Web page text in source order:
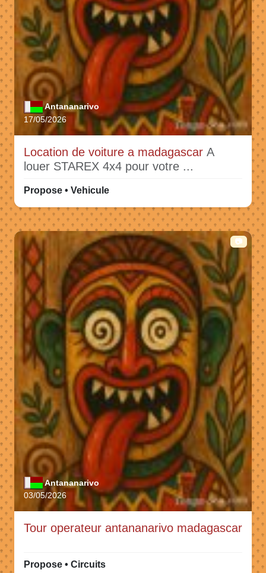
Antananarivo
17/05/2026
Location de voiture a madagascar A
louer STAREX 4x4 pour votre ...
Propose • Vehicule
Antananarivo
03/05/2026
📷
Tour operateur antananarivo madagascar
Propose • Circuits